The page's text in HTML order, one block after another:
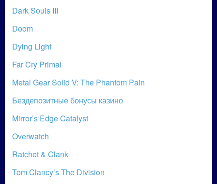
Dark Souls III
Doom
Dying Light
Far Cry Primal
Metal Gear Solid V: The Phantom Pain
Бездепозитные бонусы казино
Mirror’s Edge Catalyst
Overwatch
Ratchet & Clank
Tom Clancy’s The Division